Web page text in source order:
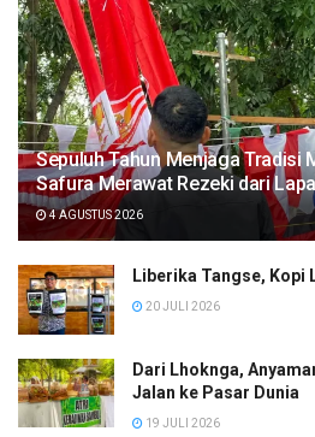
Sepuluh Tahun Menjaga Tradisi
Safura Merawat Rezeki dari
4 AGUSTUS 2026
Liberika Tangse, Kopi
20 JULI 2026
Dari Lhoknga,
Jalan ke Pasar Dunia
19 JULI 2026